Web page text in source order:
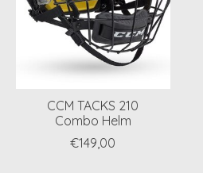
CCM TACKS 210
Combo Helm
€149,00